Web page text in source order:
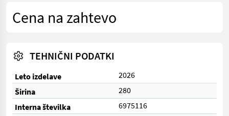
Cena na zahtevo
TEHNIČNI PODATKI
Leto izdelave
2026
Širina
280
Interna številka
6975116